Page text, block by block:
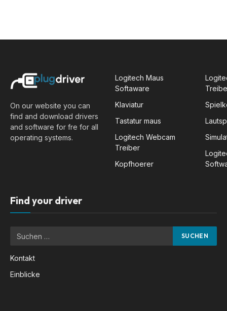
On our website you can
find and download drivers
and software for fre for all
operating systems.
Logitech Maus
Softaware
Klaviatur
Tastatur maus
Logitech Webcam
Treiber
Kopfhoerer
Find your driver
Kontakt
Einblicke